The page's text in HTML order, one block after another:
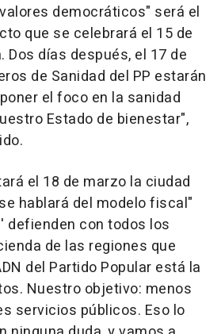
democráticos" será el
que se celebrará el 15 de
Dos días después, el 17 de
de Sanidad del PP estarán
el foco en la sanidad
Estado de bienestar",
el 18 de marzo la ciudad
hablará del modelo fiscal"
defienden con todos los
de las regiones que
del Partido Popular está la
Nuestro objetivo: menos
servicios públicos. Eso lo